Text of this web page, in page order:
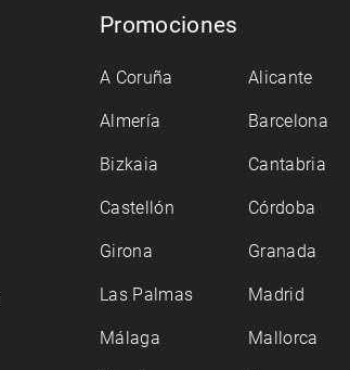
Promociones
A Coruña Alicante
Almería Barcelona
Bizkaia Cantabria
Castellón Córdoba
Girona Granada
Las Palmas Madrid
Málaga Mallorca